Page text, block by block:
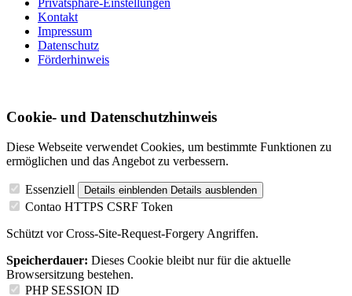
Kontakt
Impressum
Datenschutz
Förderhinweis
Cookie- und Datenschutzhinweis
Diese Webseite verwendet Cookies, um bestimmte Funktionen zu
ermöglichen und das Angebot zu verbessern.
Essenziell Details einblenden Details ausblenden
Contao HTTPS CSRF Token
Schützt vor Cross-Site-Request-Forgery Angriffen.
Speicherdauer: Dieses Cookie bleibt nur für die aktuelle
Browsersitzung bestehen.
PHP SESSION ID